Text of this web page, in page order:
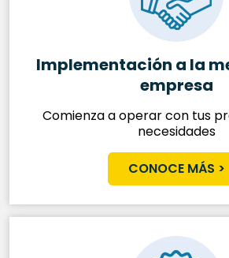
Implementación a la
empresa
Comienza a operar con tus
necesidades
CONOCE MÁS >